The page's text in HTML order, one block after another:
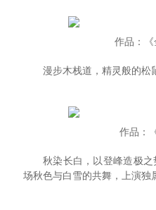
作品：
漫步木栈道，精灵般的松
作品：
秋染长白，以登峰造极之
场秋色与白雪的共舞，上演独